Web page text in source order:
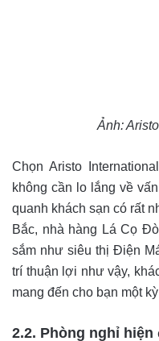
Ảnh:
Chọn Aristo
không cần lo lắng về
quanh khách sạn có rất
Bắc, nhà hàng Lá Cọ
sắm như siêu thị Điện
trí thuận lợi như vậy,
mang đến cho bạn một
2.2. Phòng nghỉ hiện